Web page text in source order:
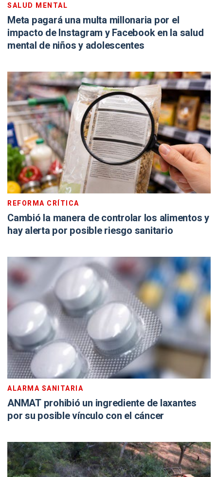
SALUD MENTAL
Meta pagará una multa millonaria por el
impacto de Instagram y Facebook en la salud
mental de niños y adolescentes
REFORMA CRÍTICA
Cambió la manera de controlar los alimentos y
hay alerta por posible riesgo sanitario
ALARMA SANITARIA
ANMAT prohibió un ingrediente de laxantes
por su posible vínculo con el cáncer